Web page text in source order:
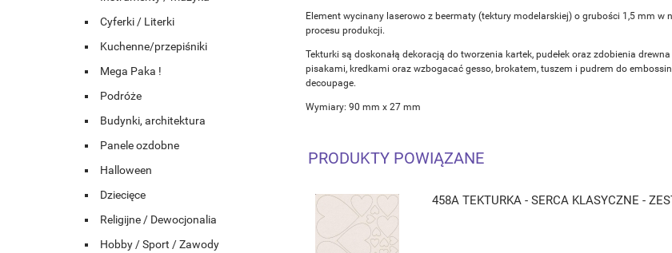
Cyferki / Literki
Kuchenne/przepiśniki
Mega Paka !
Podróże
Budynki, architektura
Panele ozdobne
Halloween
Dziecięce
Religijne / Dewocjonalia
Hobby / Sport / Zawody
Element wycinany laserowo z beermaty (tektury modelarskiej) o grubości 1,5 mm
procesu produkcji.
Tekturki są doskonałą dekoracją do tworzenia kartek, pudełek oraz zdobienia
pisakami, kredkami oraz wzbogacać gesso, brokatem, tuszem i pudrem do
decoupage.
Wymiary: 90 mm x 27 mm
PRODUKTY POWIĄZANE
458A TEKTURKA - SERCA KLASYCZNE -